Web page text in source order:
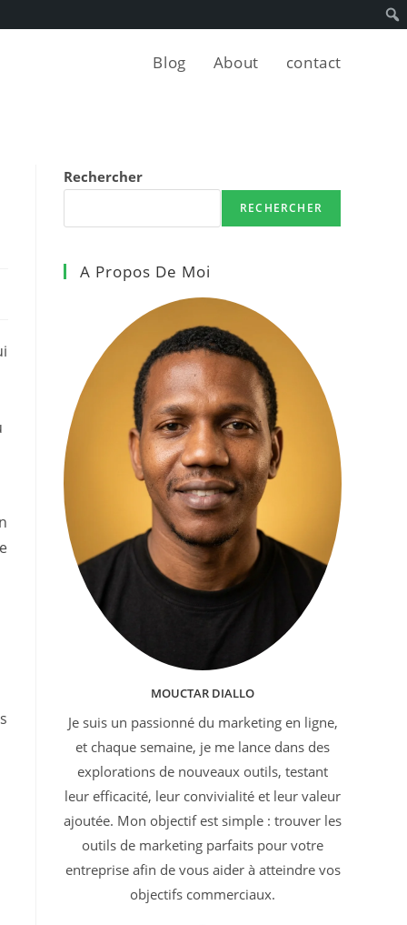
Blog About contact
Rechercher
RECHERCHER
A Propos De Moi
MOUCTAR DIALLO
Je suis un passionné du marketing en ligne,
et chaque semaine, je me lance dans des
explorations de nouveaux outils, testant
leur efficacité, leur convivialité et leur valeur
ajoutée. Mon objectif est simple : trouver les
outils de marketing parfaits pour votre
entreprise afin de vous aider à atteindre vos
objectifs commerciaux.